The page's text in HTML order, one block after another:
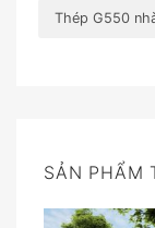
Thép G550
SẢN PHẨM